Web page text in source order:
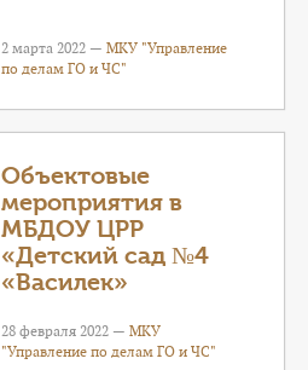
2 марта 2022 —МКУ "Управление
по делам ГО и ЧС"
Объектовые
мероприятия в
МБДОУ ЦРР
«Детский сад №4
«Василек»
28 февраля 2022 —МКУ
"Управление по делам ГО и ЧС"